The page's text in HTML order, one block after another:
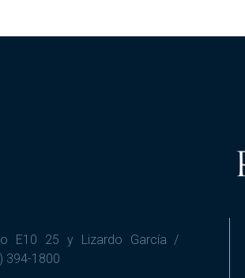
E10 25 y Lizardo García /
394-1800